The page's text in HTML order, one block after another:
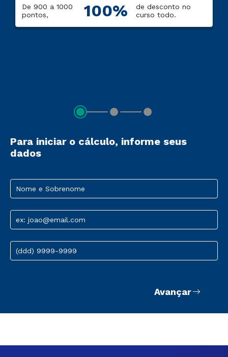
De 900 a 1000
pontos,
100%
de desconto no
curso todo.
Para iniciar o cálculo, informe seus
dados
Nome e Sobrenome
ex: joao@email.com
(ddd) 9999-9999
Avançar